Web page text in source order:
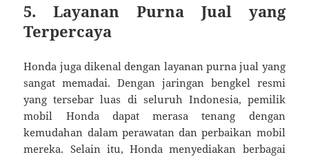
5. Layanan Purna Jual yang
Terpercaya
Honda juga dikenal dengan layanan purna jual yang
sangat memadai. Dengan jaringan bengkel resmi
yang tersebar luas di seluruh Indonesia, pemilik
mobil Honda dapat merasa tenang dengan
kemudahan dalam perawatan dan perbaikan mobil
mereka. Selain itu, Honda menyediakan berbagai